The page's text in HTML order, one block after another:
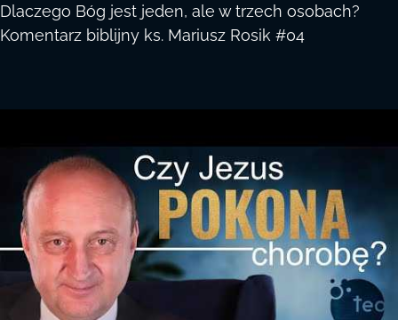
Dlaczego Bóg jest jeden, ale w trzech osobach?
Komentarz biblijny ks. Mariusz Rosik #04